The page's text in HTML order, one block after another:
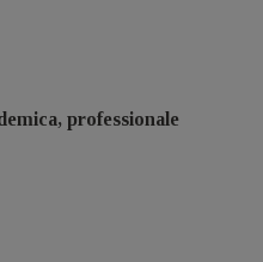
professionale